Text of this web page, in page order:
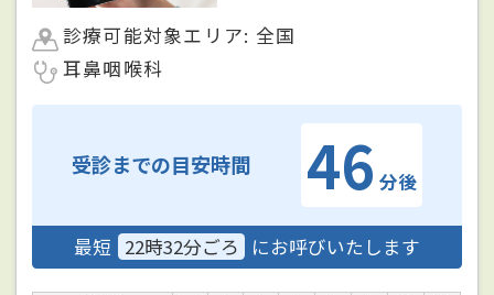
診療可能対象エリア: 全国
耳鼻咽喉科
受診までの目安時間 46 分後
最短 22時32分ごろ にお呼びいたします